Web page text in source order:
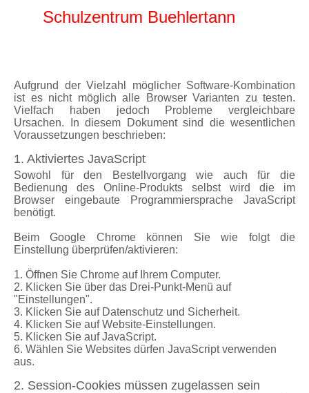
Schulzentrum Buehlertann
Aufgrund der Vielzahl möglicher Software-Kombination
ist es nicht möglich alle Browser Varianten zu testen.
Vielfach haben jedoch Probleme vergleichbare
Ursachen. In diesem Dokument sind die wesentlichen
Voraussetzungen beschrieben:
1. Aktiviertes JavaScript
Sowohl für den Bestellvorgang wie auch für die
Bedienung des Online-Produkts selbst wird die im
Browser eingebaute Programmiersprache JavaScript
benötigt.
Beim Google Chrome können Sie wie folgt die
Einstellung überprüfen/aktivieren:
1. Öffnen Sie Chrome auf Ihrem Computer.
2. Klicken Sie über das Drei-Punkt-Menü auf
"Einstellungen".
3. Klicken Sie auf Datenschutz und Sicherheit.
4. Klicken Sie auf Website-Einstellungen.
5. Klicken Sie auf JavaScript.
6. Wählen Sie Websites dürfen JavaScript verwenden
aus.
2. Session-Cookies müssen zugelassen sein